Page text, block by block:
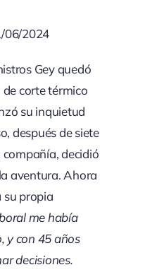
06/2024
Gey quedó
corte térmico
su inquietud
después de siete
decidió
aventura. Ahora
su propia
me había
y con 45 años
decisiones.